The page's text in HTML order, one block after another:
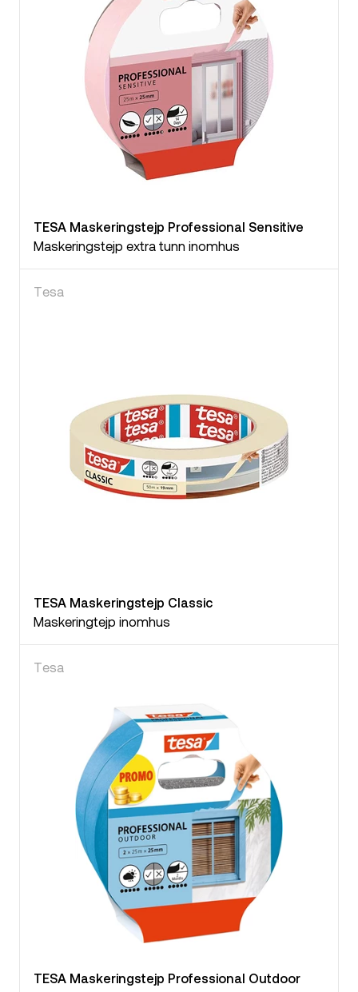
TESA Maskeringstejp Professional Sensitive
Maskeringstejp extra tunn inomhus
Tesa
TESA Maskeringstejp Classic
Maskeringtejp inomhus
Tesa
TESA Maskeringstejp Professional Outdoor